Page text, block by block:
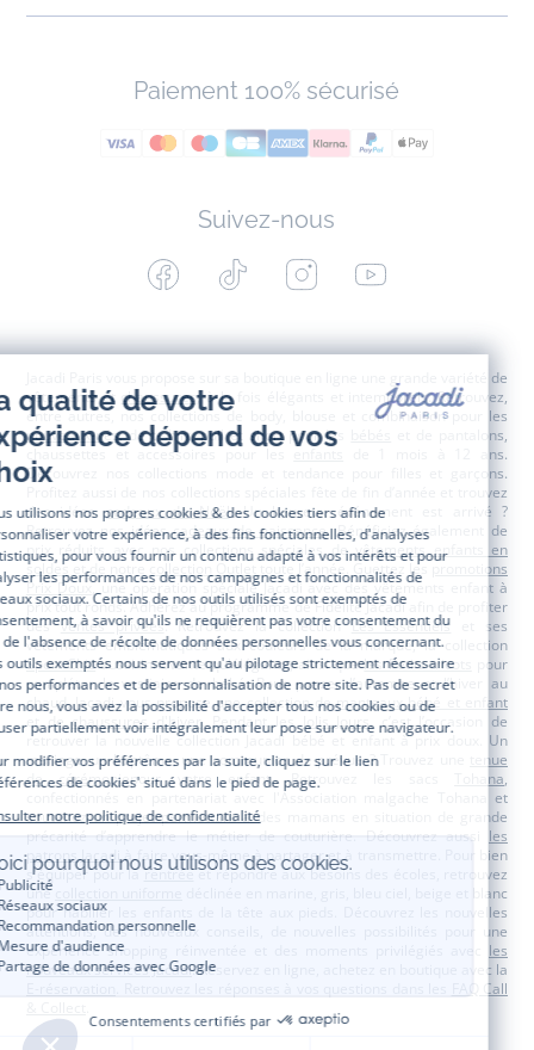
Paiement 100% sécurisé
Suivez-nous
Facebook
Paris
Tiktok
Paris
Instagram
Paris
Youtube
Paris
Jacadi Paris vous propose sur sa boutique en ligne une grande variété de
vêtements et chaussures, à la fois élégants et intemporels. Retrouvez,
entre autres, nos collections de body, blouse et combinaison pour les
nouveaux-nés, de t-shirt, pull et short pour les
et de pantalons,
chaussettes et accessoires pour les
de 1 mois à 12 ans.
Découvrez nos collections mode et tendance pour filles et garçons.
Profitez aussi de nos collections spéciales fête de fin d’année et trouvez
des idéescadeaux de Noël. Un heureux événement est arrivé ?
Retrouvez nos idéescadeaux de naissance. Bénéficiez également de
prix réduits avec nos collections spéciales devêtements enfants en
soldes
et de notre collection Outlet toute l’année. Guettez les
promotions
Prix Doux, une opération spéciale Jacadi avec des vêtements enfant à
prix tout ronds. Adhérez au programme de Fidélité Jacadi afin de profiter
desventes privées. Retrouvez la collectionLes Essentiels et ses
vêtements emblématiques aux couleurs de la marque, la collection
Sport Chicaussi innovante qu'élégante, ainsi queles Petits tricots
pour
compléter le vestiaire de bébé. Pour passer l’automne et l’hiver au
chaud, Jacadi vous propose une collection demanteaux bébé et enfant
et dechaussures d'hiver. Pendant lesJolis Jours, c’est l’occasion de
retrouver la nouvelle collection Jacadi bébé et enfant à prix doux. Un
mariage, un baptême, une communion de prévue ? Trouvez une
tenue
de cérémoniepour votre enfant. Retrouvez les sacs Tohana,
confectionnés en partenariat avec l'Association malgache Tohana et
soutenez un projet permettant à des mamans en situation de grande
précarité d’apprendre le métier de couturière. Découvrez aussi les
patrons Jacadià faire vous-même à partager et à transmettre. Pour bien
s'équiper pour larentréeet répondre aux besoins des écoles, retrouvez
une
déclinée en marine, gris, bleu ciel, beige et blanc
pour habiller les enfants de la tête aux pieds. Découvrez les nouvelles
attentions, des nouveaux conseils, de nouvelles possibilités pour une
expérience shopping réinventée et des moments privilégiés avec les
nouveaux services Jacadi. Réservez en ligne, achetez en boutique avec la
FAQ Call